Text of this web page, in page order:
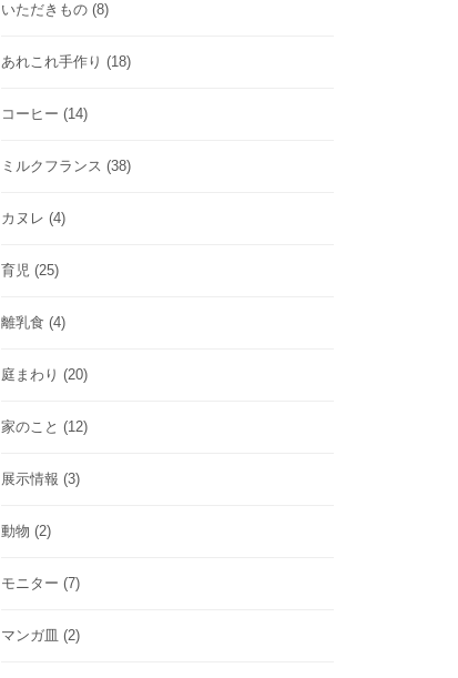
いただきもの (8)
あれこれ手作り (18)
コーヒー (14)
ミルクフランス (38)
カヌレ (4)
育児 (25)
離乳食 (4)
庭まわり (20)
家のこと (12)
展示情報 (3)
動物 (2)
モニター (7)
マンガ皿 (2)